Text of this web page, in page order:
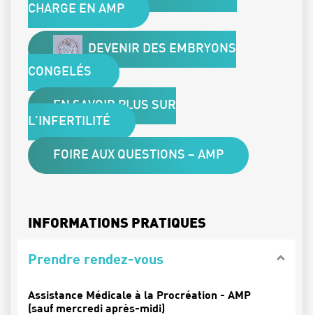
CHARGE EN AMP
DEVENIR DES EMBRYONS
CONGELÉS
EN SAVOIR PLUS SUR
L’INFERTILITÉ
FOIRE AUX QUESTIONS – AMP
INFORMATIONS PRATIQUES
Prendre rendez-vous
Assistance Médicale à la Procréation - AMP
(sauf mercredi après-midi)